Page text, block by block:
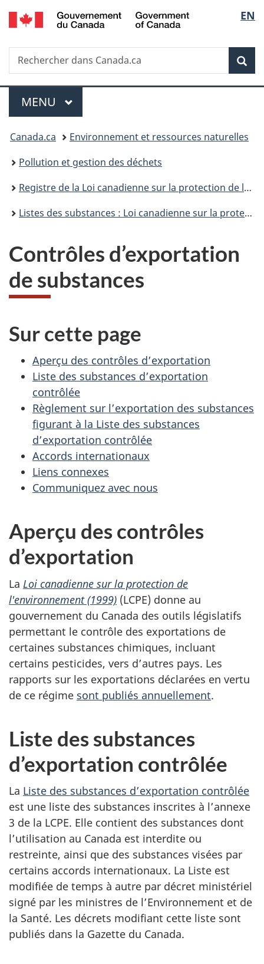
Passer
au
principal
Passer
à
Au
du
Passer
à
version
simplifiée
de
la
EN
Recherche
Rechercher
dans
Menu
MENU PRINCIPAL
Vous
êtes
ici :
Canada.ca
Environnement et ressources naturelles
Pollution et gestion des déchets
Registre de la Loi canadienne sur la protection de l’environnement
Listes des substances : Loi canadienne sur la protection de l'environnement de 1999
Contrôles d’exportation
de substances
Sur cette page
Aperçu des contrôles d’exportation
Liste des substances d’exportation
contrôlée
Règlement sur l’exportation des substances
figurant à la Liste des substances
d’exportation contrôlée
Accords internationaux
Liens connexes
Communiquez avec nous
Aperçu des contrôles
d’exportation
La Loi canadienne sur la protection de
l'environnement (1999) (LCPE) donne au
gouvernement du Canada des outils législatifs
permettant le contrôle des exportations de
certaines substances chimiques, incluant
certains pesticides, vers d’autres pays. Les
rapports sur les exportations déclarées en vertu
de ce régime sont publiés annuellement.
Liste des substances
d’exportation contrôlée
La Liste des substances d’exportation contrôlée
est une liste des substances inscrites à l’annexe
3 de la LCPE. Elle contient des substances dont
l’utilisation au Canada est interdite ou
restreinte, ainsi que des substances visées par
certains accords internationaux. La Liste est
modifiée de temps à autre par décret ministériel
signé par les ministres de l’Environnement et de
la Santé. Les décrets modifiant cette liste sont
publiés dans la Gazette du Canada.